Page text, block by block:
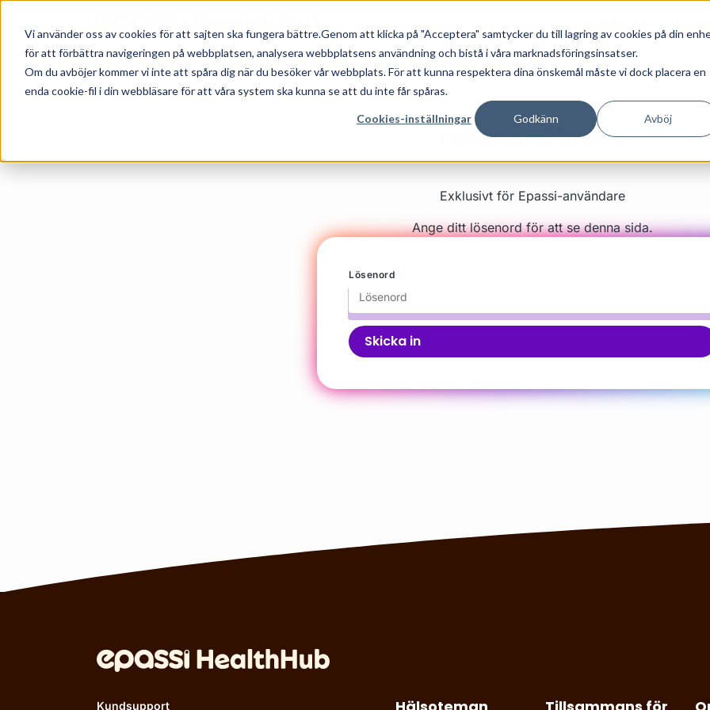
Vi använder oss av cookies för att sajten ska fungera bättre.Genom att klicka på "Acceptera" samtycker du till lagring av cookies på din
för att förbättra navigeringen på webbplatsen, analysera webbplatsens användning och bistå i våra marknadsföringsinsatser.
Om du avböjer kommer vi inte att spåra dig när du besöker vår webbplats. För att kunna respektera dina önskemål måste vi dock placera en
enda cookie-fil i din webbläsare för att våra system ska kunna se att du inte får spåras.
Cookies-inställningar Godkänn Avböj
Alla
Content hub Alla partners Alla erbjudanden
Lösenord krävs
Exklusivt för Epassi-användare
Ange ditt lösenord för att se denna sida.
Lösenord
Kundsupport